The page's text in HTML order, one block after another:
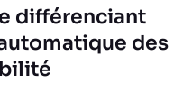
différenciant
des